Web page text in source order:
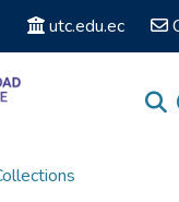
utc.edu.ec